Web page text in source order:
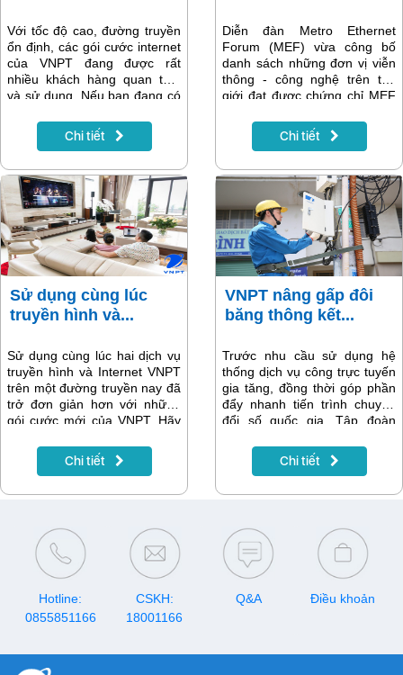
Với tốc độ cao, đường truyền
ổn định, các gói cước internet
của VNPT đang được rất
nhiều khách hàng quan tâm
và sử dụng. Nếu bạn đang có
internet VNPT là bao nhiêu thì
hãy theo dõi ngay những nội
lời cho mình nhé.
Chi tiết
Diễn đàn Metro Ethernet
Forum (MEF) vừa công bố
danh sách những đơn vị viễn
thông - công nghệ trên thế
giới đạt được chứng chỉ MEF
thông Việt Nam (VNPT) năm
thứ 2 liên tiếp nhận được
Chi tiết
Sử dụng cùng lúc
truyền hình và...
Sử dụng cùng lúc hai dịch vụ
truyền hình và Internet VNPT
trên một đường truyền nay đã
trở đơn giản hơn với những
gói cước mới của VNPT. Hãy
những gói cước đó là gì nhé.
Chi tiết
VNPT nâng gấp đôi
băng thông kết...
Trước nhu cầu sử dụng hệ
thống dịch vụ công trực tuyến
gia tăng, đồng thời góp phần
đẩy nhanh tiến trình chuyển
đổi số quốc gia, Tập đoàn
thông kết nối Cổng dịch vụ
công quốc gia tại tất cả các
Chi tiết
Hotline:
0855851166
CSKH:
18001166
Q&A Điều khoản